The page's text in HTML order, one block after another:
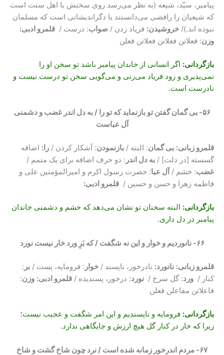
پیامبر، سیّد، شیعه (به نظر می‌رسد روی سخنش با اهل سنت است
که شیعیان را رافضی می‌دانستند یا دگراندیشانی است که مسلمان
نبوده اند.)/ خروشیدن: فریاد زدن / صواب: درست / قلمرو ادبی:
وزن: فعلاتن فعلاتن فعلاتن فعلن
بازگردانی: اگر انسانی از خاندان پیامبر باشد تو سخن او را
نمی‌پذیری و زود فریاد می‌زنی و می‌گویی سخن تو درست نیست و
نادرست است.
۵۶- بی گمان گفتن تو بازنماید که تو را / به دل اندر غضب و دشمنی
آل عباست
قلمرو زبانی: بی گمان: البته / بازنمودن: آشکار کردن / را: اضافه
گسسته [در دلت] / به دل اندر : دو حرف اضافه برای یک متمم /
غضب: خشم / آل عبا: حضرت رسول اکرم و امیرالمؤمنین علی و
فاطمه زهرا و حسن و حسین / قلمرو ادبی:
بازگردانی: البته سخنان تو نشان می‌دهد که خشم و دشمنی خاندان
پیامبر در دل داری.
۶۶- نانوردیم و خوار و این نه شگفت / که بَرِ ورد خار نیست نورد
قلمرو زبانی: نانورد: نادرخور، ناپسند / خوار : فرومایه، پست / بر :
کنار / ورد: گل سرخ / نورد: درخور، پسندیده / قلمرو ادبی: وزن:
فاعلاتن مفاعلن فعلن
بازگردانی: فرومایه و ناپسندیم و این امر شگفت و عجیب نیست؛
زیرا که خار در کنار گل هیچ ارزش و جایگاهی ندارد.
۶۷- مردم اندرخور زمانه شده است / نرد چون شاخ گشت و شاخ